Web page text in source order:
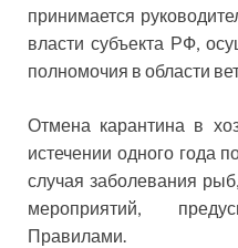
принимается
власти субъекта РФ,
полномочия в области
Отмена карантина в
истечении одного года
случая заболевания
мероприятий,
Правилами.